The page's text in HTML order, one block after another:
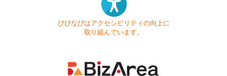
びびなびはアクセシビリティの向上に
取り組んでいます。